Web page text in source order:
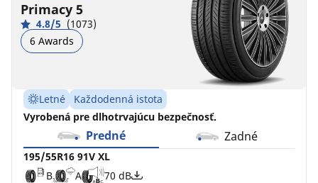
Primacy 5
4.8/5 (1073)
6 Awards
Letné
Každodenná istota
Vyrobená pre dlhotrvajúcu bezpečnosť.
Predné Zadné
195/55R16 91V XL
B
A 70 dB